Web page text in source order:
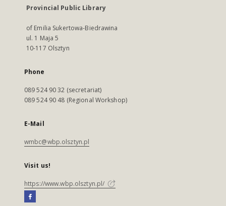
Provincial Public Library
of Emilia Sukertowa-Biedrawina
ul. 1 Maja 5
10-117 Olsztyn
Phone
089 524 90 32 (secretariat)
089 524 90 48 (Regional Workshop)
E-Mail
wmbc@wbp.olsztyn.pl
Visit us!
https://www.wbp.olsztyn.pl/